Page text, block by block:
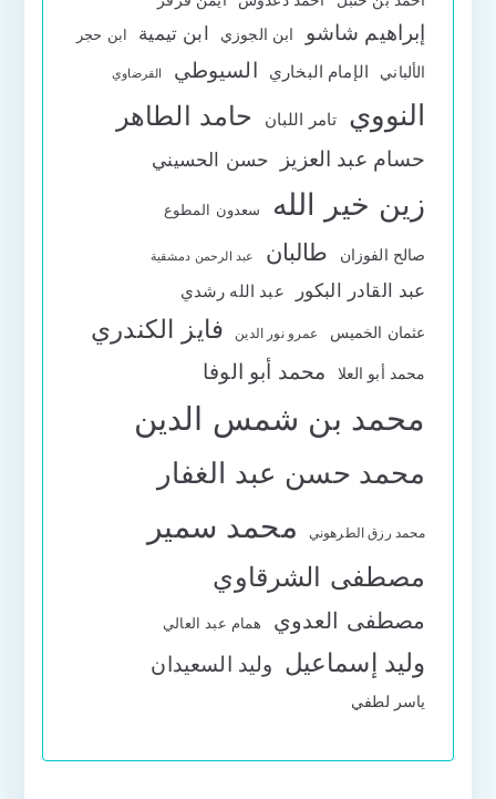
إبراهيم شاشو ابن الجوزي ابن تيمية ابن حجر
الألباني الإمام البخاري السيوطي القرضاوي
النووي تامر اللبان حامد الطاهر
حسام عبد العزيز حسن الحسيني
زين خير الله سعدون المطوع
صالح الفوزان طالبان عبد الرحمن دمشقية
عبد القادر البكور عبد الله رشدي
عثمان الخميس عمرو نور الدين فايز الكندري
محمد أبو العلا محمد أبو الوفا
محمد بن شمس الدين
محمد حسن عبد الغفار
محمد رزق الطرهوني محمد سمير
مصطفى الشرقاوي
مصطفى العدوي همام عبد العالي
وليد إسماعيل وليد السعيدان
ياسر لطفي